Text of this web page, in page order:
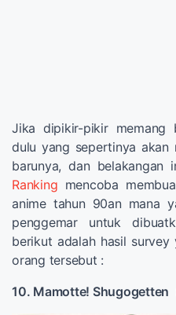
Jika dipikir-pikir memang
dulu yang sepertinya akan
barunya, dan belakangan
Ranking mencoba
anime tahun 90an mana
penggemar untuk
berikut adalah hasil
orang tersebut :
10. Mamotte! Shugogetten